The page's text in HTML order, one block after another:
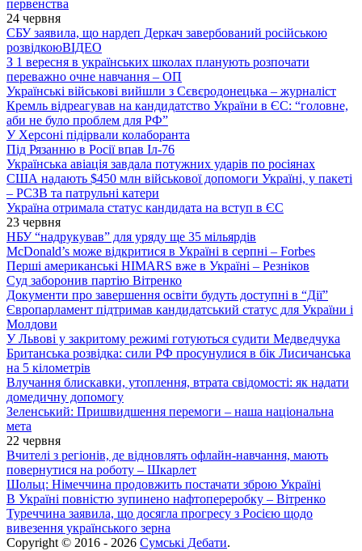
первенства
24 червня
СБУ заявила, що нардеп Деркач завербований російською
розвідкоюВІДЕО
З 1 вересня в українських школах планують розпочати
переважно очне навчання – ОП
Українські військові вийшли з Сєвєродонецька – журналіст
Кремль відреагував на кандидатство України в ЄС: “головне,
аби не було проблем для РФ”
У Херсоні підірвали колаборанта
Під Рязанню в Росії впав Іл-76
Українська авіація завдала потужних ударів по росіянах
США надають $450 млн військової допомоги Україні, у пакеті
– РСЗВ та патрульні катери
Україна отримала статус кандидата на вступ в ЄС
23 червня
НБУ “надрукував” для уряду ще 35 мільярдів
McDonald’s може відкритися в Україні в серпні – Forbes
Перші американські HIMARS вже в Україні – Резніков
Суд заборонив партію Вітренко
Документи про завершення освіти будуть доступні в “Дії”
Європарламент підтримав кандидатський статус для України і
Молдови
У Львові у закритому режимі готуються судити Медведчука
Британська розвідка: сили РФ просунулися в бік Лисичанська
на 5 кілометрів
Влучання блискавки, утоплення, втрата свідомості: як надати
домедичну допомогу
Зеленський: Пришвидшення перемоги – наша національна
мета
22 червня
Вчителі з регіонів, де відновлять офлайн-навчання, мають
повернутися на роботу – Шкарлет
Шольц: Німеччина продовжить постачати зброю Україні
В Україні повністю зупинено нафтопереробку – Вітренко
Туреччина заявила, що досягла прогресу з Росією щодо
вивезення українського зерна
Copyright © 2016 - 2026 Сумські Дебати.